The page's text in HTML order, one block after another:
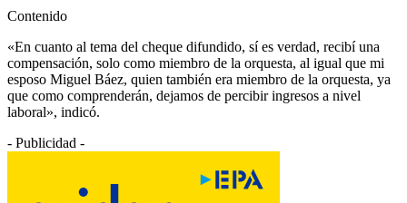
Contenido
«En cuanto al tema del cheque difundido, sí es verdad, recibí una
compensación, solo como miembro de la orquesta, al igual que mi
esposo Miguel Báez, quien también era miembro de la orquesta, ya
que como comprenderán, dejamos de percibir ingresos a nivel
laboral», indicó.
- Publicidad -